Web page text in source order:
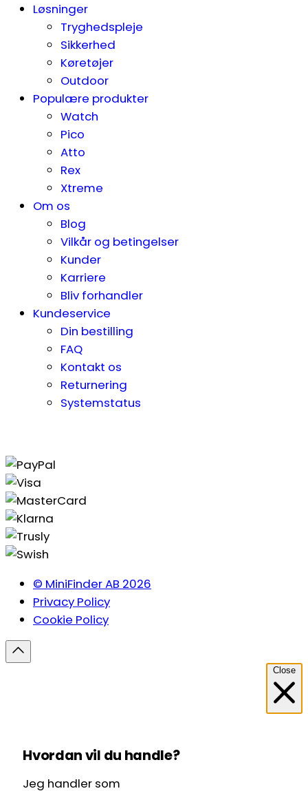
Løsninger
Tryghedspleje
Sikkerhed
Køretøjer
Outdoor
Populære produkter
Watch
Pico
Atto
Rex
Xtreme
Om os
Blog
Vilkår og betingelser
Kunder
Karriere
Bliv forhandler
Kundeservice
Din bestilling
FAQ
Kontakt os
Returnering
Systemstatus
© MiniFinder AB 2026
Privacy Policy
Cookie Policy
Close
Hvordan vil du handle?
Jeg handler som